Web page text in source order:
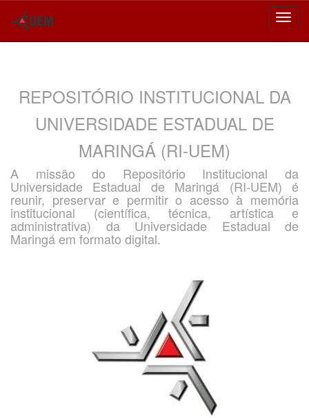
REPOSITÓRIO INSTITUCIONAL DA
UNIVERSIDADE ESTADUAL DE
MARINGÁ (RI-UEM)
A missão do Repositório Institucional da
Universidade Estadual de Maringá (RI-UEM) é
reunir, preservar e permitir o acesso à memória
institucional (científica, técnica, artística e
administrativa) da Universidade Estadual de
Maringá em formato digital.